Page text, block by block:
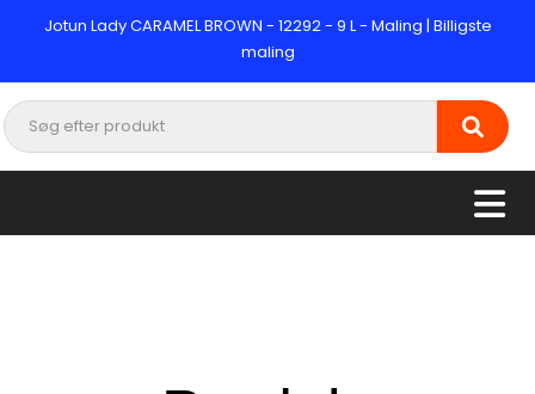
Jotun Lady CARAMEL BROWN - 12292 - 9 L - Maling | Billigste
maling